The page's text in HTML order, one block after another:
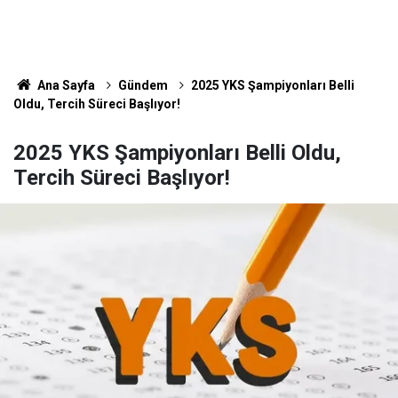
Ana Sayfa Gündem
2025 YKS Şampiyonları Belli
Oldu, Tercih Süreci Başlıyor!
2025 YKS Şampiyonları Belli Oldu,
Tercih Süreci Başlıyor!